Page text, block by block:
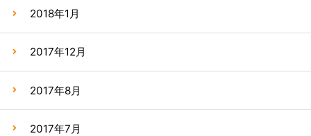
2018年1月
2017年12月
2017年8月
2017年7月